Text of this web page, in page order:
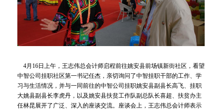
4月16日上午，王志伟总会计师启程前往姚安县前场镇新街社区，看望
中智公司挂职社区第一书记任杰，亲切询问了中智挂职干部的工作、学
习与生活情况，并与一同前往的中智公司挂职姚安县副县长高飞、挂职
大姚县副县长李虎丹，以及姚安县扶贫工作队副总队长喜超、扶贫办主
任林昆展开了广泛、深入的座谈交流。座谈会上，王志伟总会计师表示